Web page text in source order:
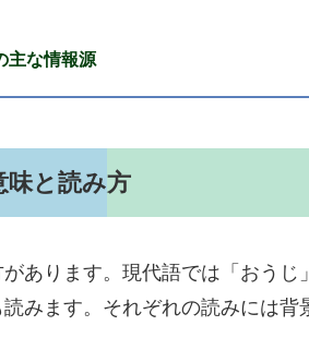
主な情報源
味と読み方
あります。現代語では「おう
みます。それぞれの読みには背